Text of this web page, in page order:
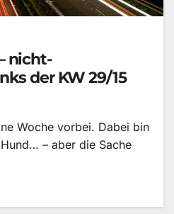
nicht-
der KW 29/15
Woche vorbei. Dabei bin
– aber die Sache